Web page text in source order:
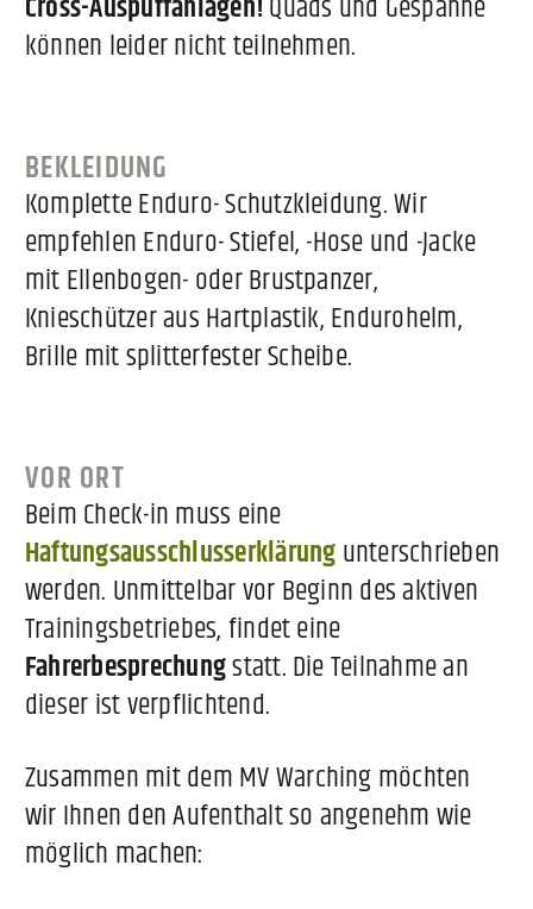
Cross-Auspuffanlagen!Quads und Gespanne
können leider nicht teilnehmen.
BEKLEIDUNG
Komplette Enduro- Schutzkleidung. Wir
empfehlen Enduro- Stiefel, -Hose und -Jacke
mit Ellenbogen- oder Brustpanzer,
Knieschützer aus Hartplastik, Endurohelm,
Brille mit splitterfester Scheibe.
VOR ORT
Beim Check-in muss eine
Haftungsausschlusserklärungunterschrieben
werden. Unmittelbar vor Beginn des aktiven
Trainingsbetriebes, findet eine
Fahrerbesprechungstatt. Die Teilnahme an
dieser ist verpflichtend.
Zusammen mit dem MV Warching möchten
wir Ihnen den Aufenthalt so angenehm wie
möglich machen: